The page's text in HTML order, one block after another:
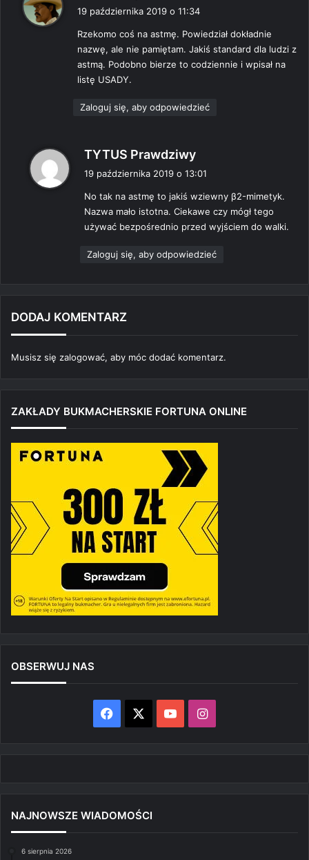
z
e
:
19 października 2019 o 11:34
Rzekomo coś na astmę. Powiedział dokładnie
nazwę, ale nie pamiętam. Jakiś standard dla ludzi z
astmą. Podobno bierze to codziennie i wpisał na
listę USADY.
Zaloguj się, aby odpowiedzieć
TYTUS Prawdziwy
z
e
:
19 października 2019 o 13:01
No tak na astmę to jakiś wziewny β2-mimetyk.
Nazwa mało istotna. Ciekawe czy mógł tego
używać bezpośrednio przed wyjściem do walki.
Zaloguj się, aby odpowiedzieć
DODAJ KOMENTARZ
Musisz się zalogować, aby móc dodać komentarz.
ZAKŁADY BUKMACHERSKIE FORTUNA ONLINE
OBSERWUJ NAS
Facebook YouTubeInstagram
NAJNOWSZE WIADOMOŚCI
6 sierpnia 2026